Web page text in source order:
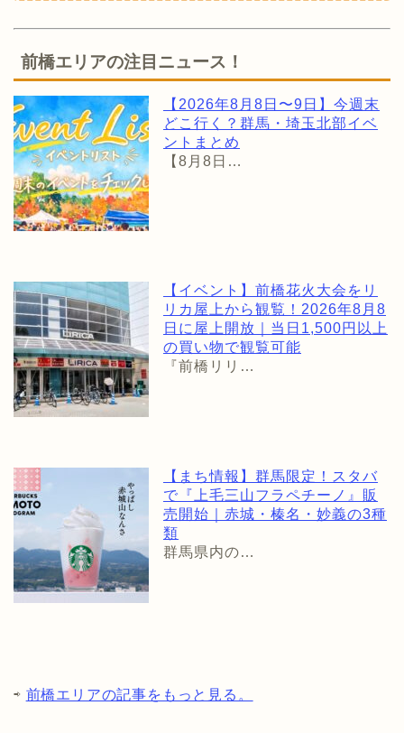
前橋エリアの注目ニュース！
【2026年8月8日〜9日】今週末
どこ行く？群馬・埼玉北部イベ
ントまとめ
【8月8日…
【イベント】前橋花火大会をリ
リカ屋上から観覧！2026年8月8
日に屋上開放｜当日1,500円以上
の買い物で観覧可能
『前橋リリ…
【まち情報】群馬限定！スタバ
で『上毛三山フラペチーノ』販
売開始｜赤城・榛名・妙義の3種
類
群馬県内の…
⇨ 前橋エリアの記事をもっと見る。